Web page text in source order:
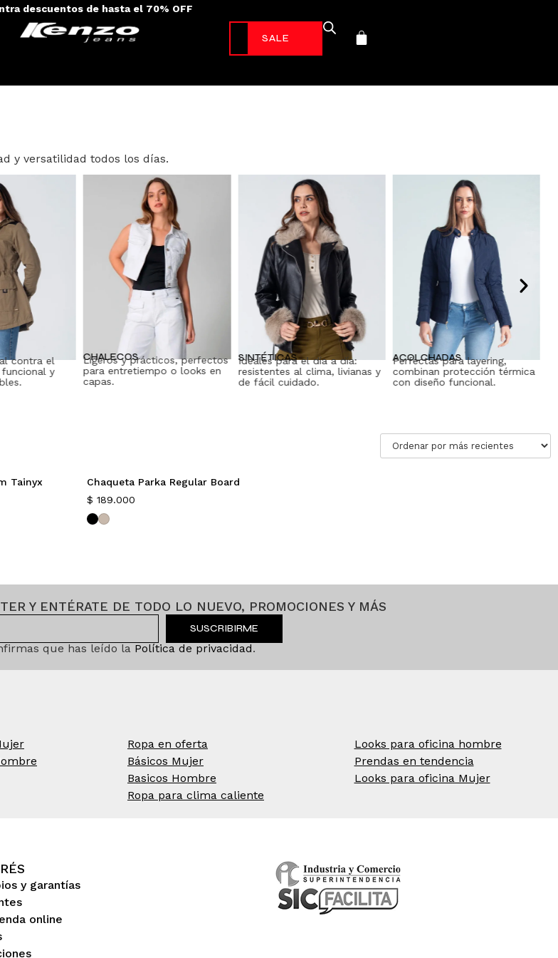
a todo el país - 100% colombiano
-70%*
y versatilidad todos los días.
contra el
y
CHALECOS
Ligeros y prácticos, perfectos
para entretiempo o looks en
capas.
SINTÉTICAS
Ideales para el día a día:
resistentes al clima, livianas y
de fácil cuidado.
ACOLCHADAS
Perfectas para layering,
combinan protección térmica
con diseño funcional.
Tainyx
Chaqueta Parka Regular Board
$ 189.000
Y ENTÉRATE DE TODO LO NUEVO, PROMOCIONES Y MÁS
SUSCRIBIRME
que has leído la Política de privacidad.
Ropa en oferta
Básicos Mujer
Basicos Hombre
Ropa para clima caliente
Looks para oficina hombre
Prendas en tendencia
Looks para oficina Mujer
y garantías
online